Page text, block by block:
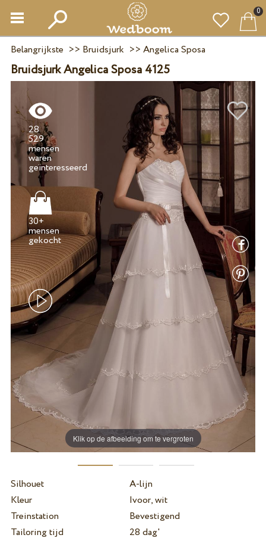
0
Belangrijkste >> Bruidsjurk >> Angelica Sposa
Bruidsjurk Angelica Sposa 4125
Klik op de afbeelding om te vergroten
28
529
mensen
waren
30+
mensen
gekocht
Silhouet
A-lijn
Kleur
Ivoor, wit
Treinstation
Bevestigend
Tailoring tijd
28 dag'